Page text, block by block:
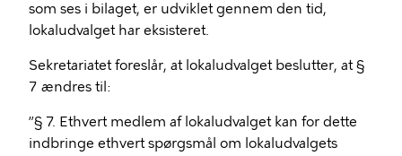
som ses i bilaget, er udviklet gennem den tid,
lokaludvalget har eksisteret.
Sekretariatet foreslår, at lokaludvalget beslutter, at §
7 ændres til:
”§ 7. Ethvert medlem af lokaludvalget kan for dette
indbringe ethvert spørgsmål om lokaludvalgets